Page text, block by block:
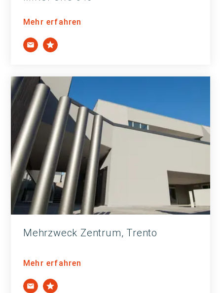
Mehr erfahren
Mehrzweck Zentrum, Trento
Mehr erfahren